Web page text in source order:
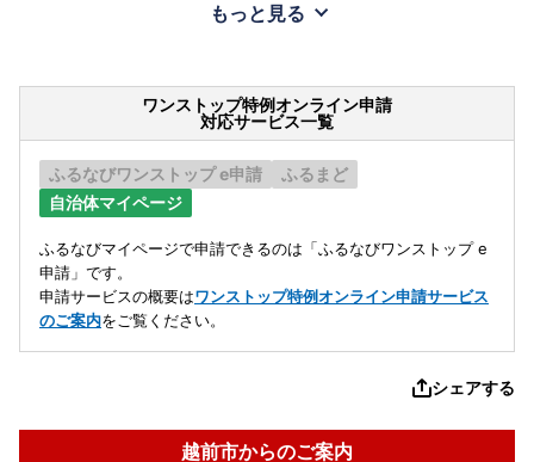
もっと見る
ワンストップ特例オンライン申請
対応サービス一覧
ふるなびワンストップ e申請
ふるまど
自治体マイページ
ふるなびマイページで申請できるのは「ふるなびワンストップ e
申請」です。
申請サービスの概要はワンストップ特例オンライン申請サービス
のご案内をご覧ください。
シェアする
越前市からのご案内